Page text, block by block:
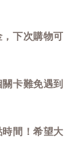
下次購物可
卡難免遇到
間！希望大